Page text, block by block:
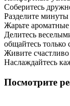
Соберитесь
Разделите
Жарьте
Делитесь
общайтесь
Живите
Наслаждайтесь
Посмотрите